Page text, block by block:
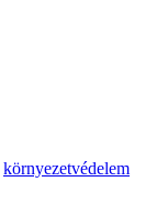
környezetvédelem